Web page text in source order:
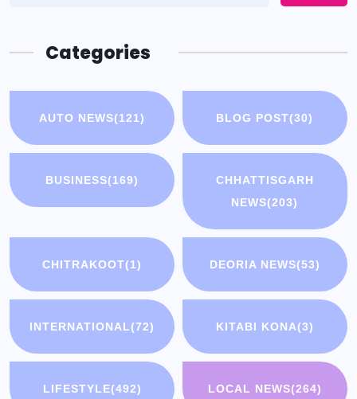
Categories
AUTO NEWS(121) BLOG POST(30)
BUSINESS(169)
CHHATTISGARH
NEWS(203)
CHITRAKOOT(1) DEORIA NEWS(53)
INTERNATIONAL(72) KITABI KONA(3)
LIFESTYLE(492) LOCAL NEWS(264)